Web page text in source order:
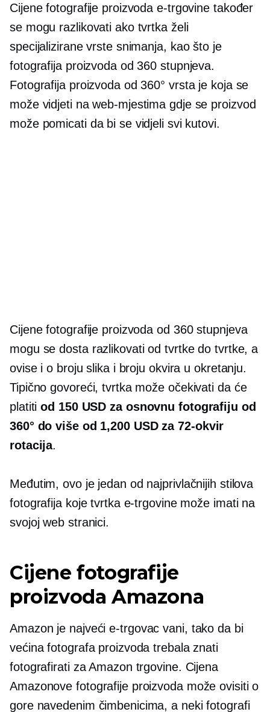
Cijene fotografije proizvoda e-trgovine također
se mogu razlikovati ako tvrtka želi
specijalizirane vrste snimanja, kao što je
fotografija proizvoda od 360 stupnjeva.
Fotografija proizvoda od 360° vrsta je koja se
može vidjeti na web-mjestima gdje se proizvod
može pomicati da bi se vidjeli svi kutovi.
Cijene fotografije proizvoda od 360 stupnjeva
mogu se dosta razlikovati od tvrtke do tvrtke, a
ovise i o broju slika i broju okvira u okretanju.
Tipično govoreći, tvrtka može očekivati ​​da će
platitiod 150 USD za osnovnu fotografiju od
360° do više od 1,200 USD za72-okvir
rotacija.
Međutim, ovo je jedan od najprivlačnijih stilova
fotografija koje tvrtka e-trgovine može imati na
svojoj web stranici.
Cijene fotografije
proizvoda Amazona
Amazon je najvećie-trgovac vani, tako da bi
većina fotografa proizvoda trebala znati
fotografirati za Amazon trgovine. Cijena
Amazonove fotografije proizvoda može ovisiti o
gore navedenim čimbenicima, a neki fotografi